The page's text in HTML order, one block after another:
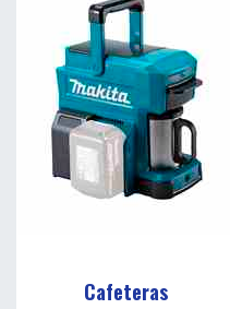
Cafeteras